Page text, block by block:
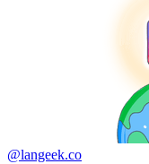
@langeek.co